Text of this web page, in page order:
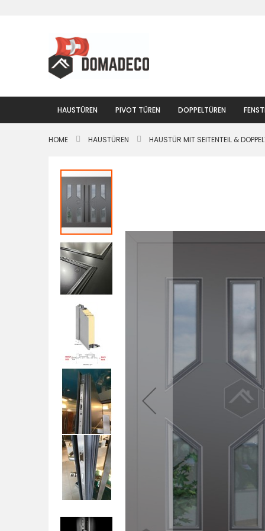
Inhalt
HAUSTÜREN PIVOT TÜREN DOPPELTÜREN
HOME HAUSTÜREN HAUSTÜR MIT SEITENTEIL &
Zum
Ende
Bildgalerie
springen